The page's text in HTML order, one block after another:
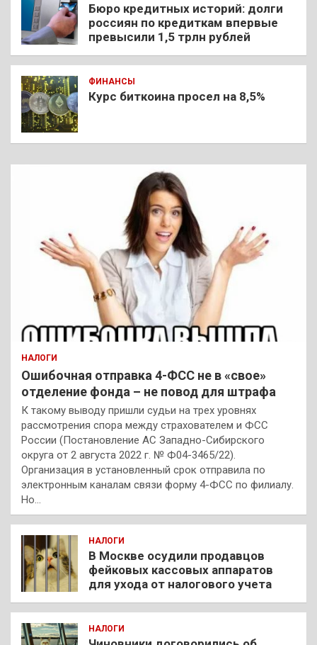
Бюро кредитных историй: долги
россиян по кредиткам впервые
превысили 1,5 трлн рублей
ФИНАНСЫ
Курс биткоина просел на 8,5%
НАЛОГИ
Ошибочная отправка 4-ФСС не в «свое»
отделение фонда – не повод для штрафа
К такому выводу пришли судьи на трех уровнях
рассмотрения спора между страхователем и ФСС
России (Постановление АС Западно-Сибирского
округа от 2 августа 2022 г. № Ф04-3465/22).
Организация в установленный срок отправила по
электронным каналам связи форму 4-ФСС по филиалу.
Но…
НАЛОГИ
В Москве осудили продавцов
фейковых кассовых аппаратов
для ухода от налогового учета
НАЛОГИ